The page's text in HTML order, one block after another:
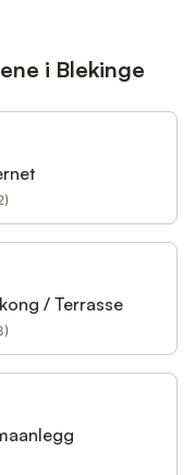
i Blekinge
)
/ Terrasse
)